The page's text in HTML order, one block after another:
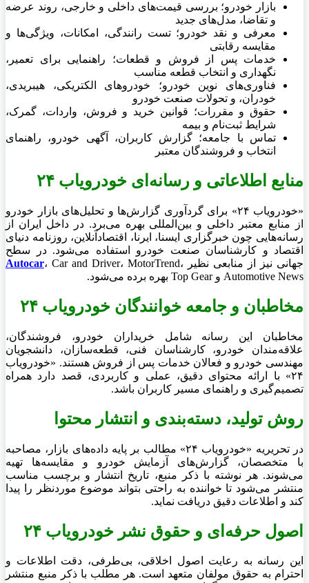
بازار خودرو؛ بررسی قیمت‌های داخلی و خارجی، روند عرضه
و تقاضا، مدل‌های جدید
معرفی و نقد خودرو؛ تست رانندگی، امکانات، ویژگی‌ها و
مقایسه رقابتی
خدمات پس از فروش و قطعات؛ راهنمایی برای تعمیر،
نگهداری و انتخاب قطعه مناسب
فناوری‌های نوین خودرو؛ خودروهای الکتریکی، هیبریدی،
خودران، و تحولات صنعت خودرو
حقوق و مقررات؛ قوانین خرید و فروش، واردات، گمرک،
شرایط ثبت‌نام و بیمه
تماس با جامعه؛ گزارش کاربران، آگهی خودرو، راهنمای
انتخاب و فروشندگان معتبر
منابع اطلاعاتی و رسانه‌ای خودرویاب ۲۴
«خودرویاب ۲۴» برای گردآوری گزارش‌ها و تحلیل‌های بازار خودرو
از منابع معتبر داخلی و بین‌المللی بهره می‌برد. در داخل ایران از
رسانه‌هایی چون خبرگزاری ایسنا، ایرنا، اقتصادآنلاین، روزنامه دنیای
اقتصاد و کارشناسان صنعت خودرو استفاده می‌شود. در سطح
جهانی نیز از منابعی نظیر
Autocar، Car and Driver، MotorTrend،
Automotive News و Top Gear بهره برده می‌شود.
مخاطبان و جامعه خوانندگان خودرویاب ۲۴
مخاطبان این رسانه شامل خریداران خودرو، فروشندگان،
علاقه‌مندان خودرو، کارشناسان فنی، قطعه‌سازان، دانشجویان
مهندسی خودرو و فعالان خدمات پس از فروش هستند. «خودرویاب
۲۴» با ارائه محتوای دقیق، عملی و کاربردی، قصد دارد همراه
تصمیم‌گیری و راهنمای مسیر کاربران باشد.
روش تولید، دسته‌بندی و انتشار محتوا
در تحریریه «خودرویاب ۲۴» مطالب بر پایه داده‌های بازار، مصاحبه
با متخصصان، گزارش‌های آزمایش خودرو و مقایسه‌ها تهیه
می‌شوند. هر نوشته با ذکر منبع، تاریخ انتشار و برچسب مناسب
منتشر می‌شود تا خواننده به راحتی بتواند موضوع موردنظر را پیدا
کند و اطلاعات دقیق دریافت نماید.
اصول حرفه‌ای و حقوق نشر خودرویاب ۲۴
این رسانه به رعایت اصول اخلاقی، بی‌طرفی، دقت اطلاعات و
احترام به حقوق مولفان متعهد است. هر مطلب با ذکر منبع منتشر